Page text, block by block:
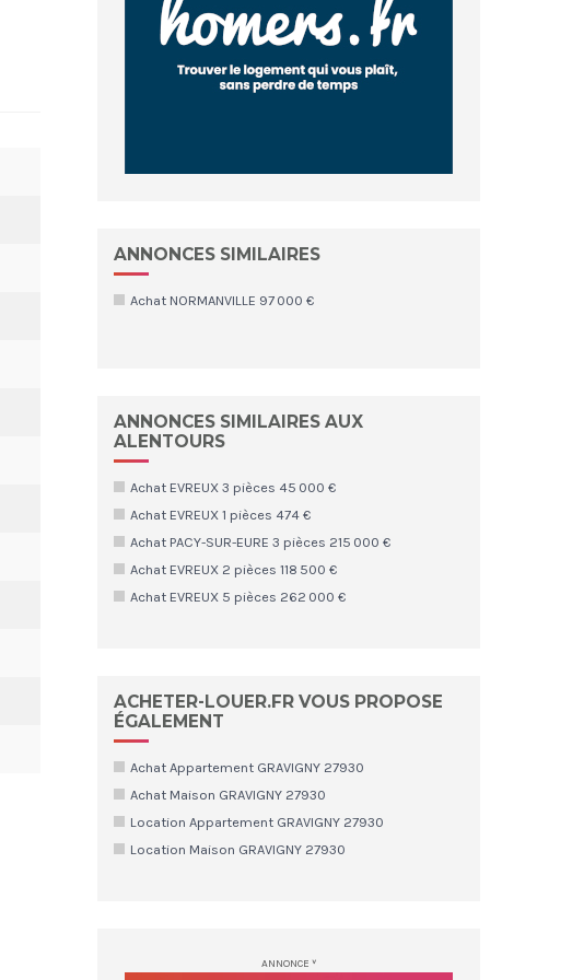
ANNONCES SIMILAIRES
Achat NORMANVILLE 97 000 €
ANNONCES SIMILAIRES AUX
ALENTOURS
Achat EVREUX 3 pièces 45 000 €
Achat EVREUX 1 pièces 474 €
Achat PACY-SUR-EURE 3 pièces 215 000 €
Achat EVREUX 2 pièces 118 500 €
Achat EVREUX 5 pièces 262 000 €
ACHETER-LOUER.FR VOUS PROPOSE
ÉGALEMENT
Achat Appartement GRAVIGNY 27930
Achat Maison GRAVIGNY 27930
Location Appartement GRAVIGNY 27930
Location Maison GRAVIGNY 27930